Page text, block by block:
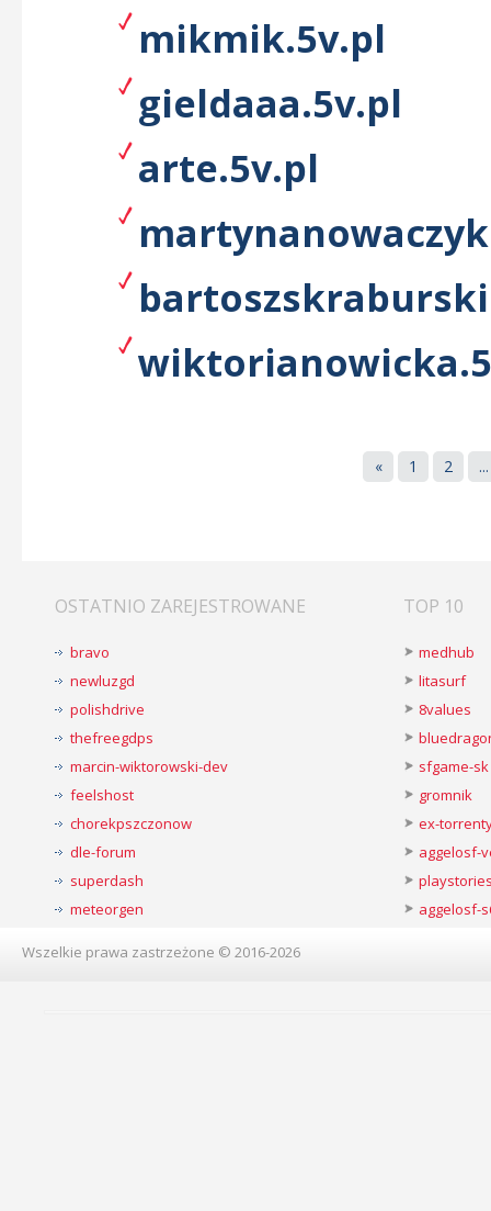
mikmik.5v.pl
gieldaaa.5v.pl
arte.5v.pl
« 1 2 ...
OSTATNIO ZAREJESTROWANE
bravo
newluzgd
polishdrive
thefreegdps
marcin-wiktorowski-dev
feelshost
chorekpszczonow
dle-forum
superdash
meteorgen
TOP 10
medhub
litasurf
8values
sfgame-sk
gromnik
ex-
aggelosf-
aggelosf-
Wszelkie prawa zastrzeżone © 2016-2026